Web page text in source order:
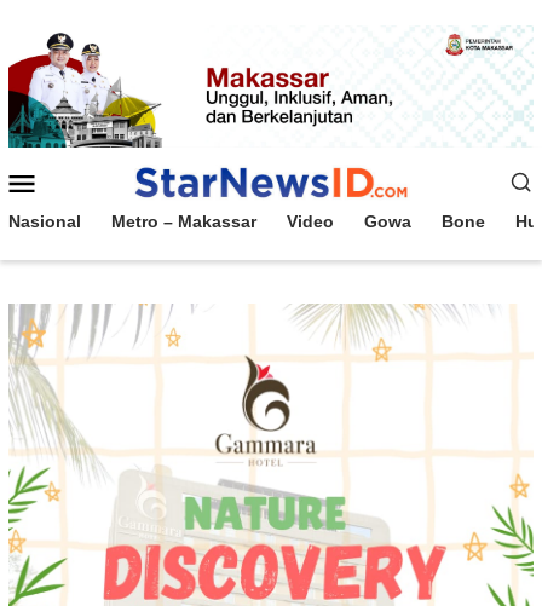
konten
Mobile
Nasional Metro – Makassar Video Gowa Bone